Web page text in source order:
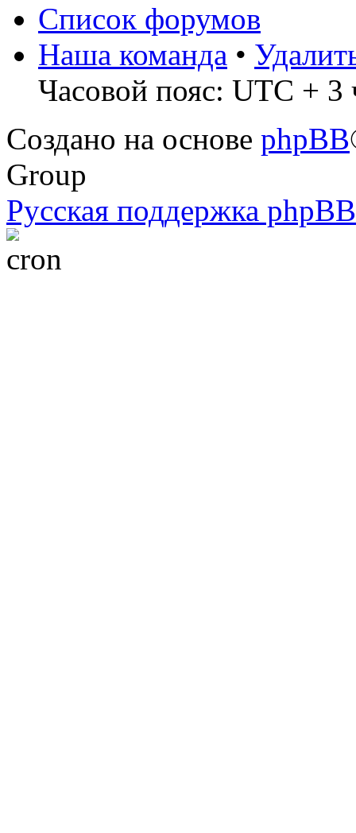
Список форумов
Наша команда •
Часовой пояс: UTC + 3
Создано на основе phpBB
Group
Русская поддержка phpBB